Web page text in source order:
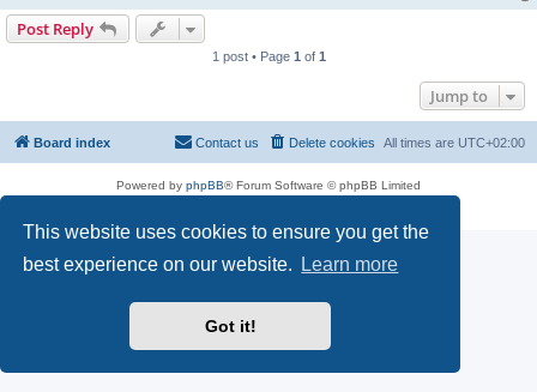
This website uses cookies to ensure you get the
best experience on our website.
Learn more
Got it!
Post Reply
1 post • Page 1 of 1
Jump to
Board index All times are UTC+02:00
Delete cookies
Contact us
Powered by phpBB® Forum Software © phpBB Limited